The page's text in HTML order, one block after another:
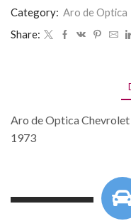
Category: Aro de Optica
Share:
Aro de Optica
1973